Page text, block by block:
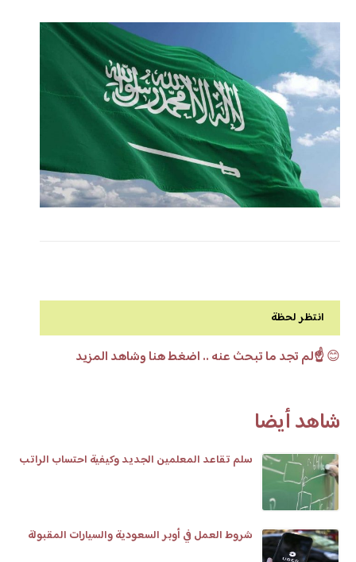
انتظر لحظة
😊☝️لم تجد ما تبحث عنه .. اضغط هنا وشاهد المزيد
شاهد أيضا
سلم تقاعد المعلمين الجديد وكيفية احتساب الراتب
شروط العمل في أوبر السعودية والسيارات المقبولة